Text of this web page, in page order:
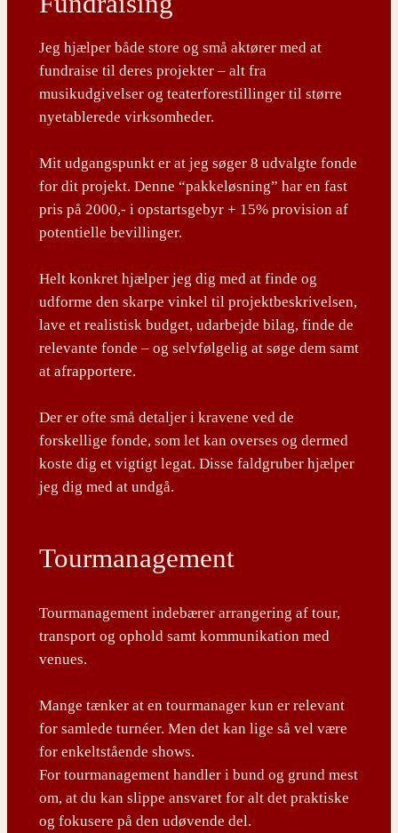
Jeg hjælper både store og små aktører med at
fundraise til deres projekter – alt fra
musikudgivelser og teaterforestillinger til større
nyetablerede virksomheder.
Mit udgangspunkt er at jeg søger 8 udvalgte fonde
for dit projekt. Denne “pakkeløsning” har en fast
pris på 2000,- i opstartsgebyr + 15% provision af
potentielle bevillinger.
Helt konkret hjælper jeg dig med at finde og
udforme den skarpe vinkel til projektbeskrivelsen,
lave et realistisk budget, udarbejde bilag, finde de
relevante fonde – og selvfølgelig at søge dem samt
at afrapportere.
Der er ofte små detaljer i kravene ved de
forskellige fonde, som let kan overses og dermed
koste dig et vigtigt legat. Disse faldgruber hjælper
jeg dig med at undgå.
Tourmanagement
Tourmanagement indebærer arrangering af tour,
transport og ophold samt kommunikation med
venues.
Mange tænker at en tourmanager kun er relevant
for samlede turnéer. Men det kan lige så vel være
for enkeltstående shows.
For tourmanagement handler i bund og grund mest
om, at du kan slippe ansvaret for alt det praktiske
og fokusere på den udøvende del.